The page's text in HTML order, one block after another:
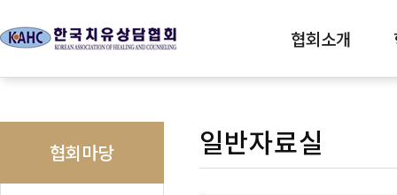
협회소개
협회마당 일반자료실